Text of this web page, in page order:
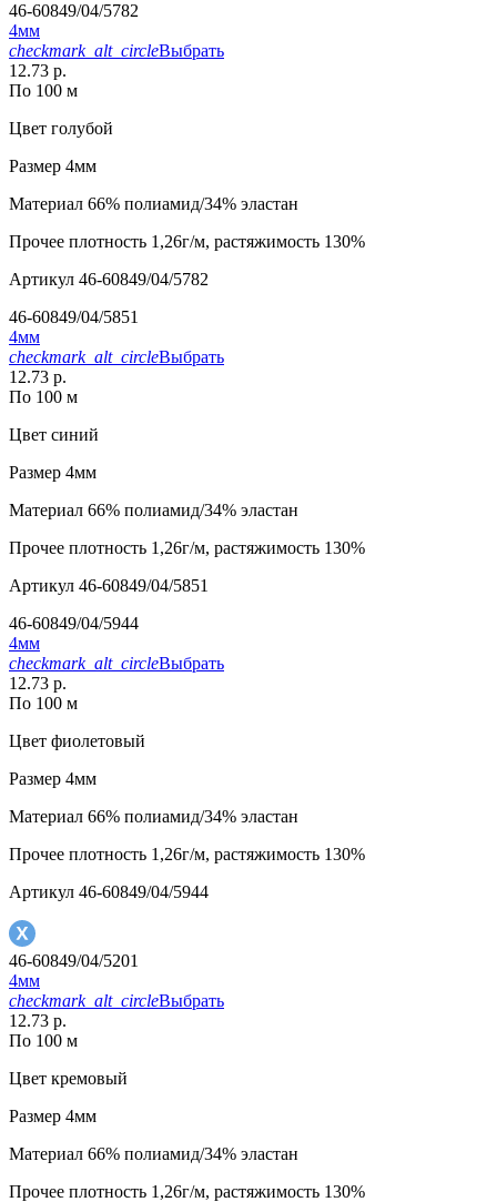
46-60849/04/5782
4мм
checkmark_alt_circleВыбрать
12.73 р.
По 100 м
Цвет голубой
Размер 4мм
Материал 66% полиамид/34% эластан
Прочее плотность 1,26г/м, растяжимость 130%
Артикул 46-60849/04/5782
46-60849/04/5851
4мм
checkmark_alt_circleВыбрать
12.73 р.
По 100 м
Цвет синий
Размер 4мм
Материал 66% полиамид/34% эластан
Прочее плотность 1,26г/м, растяжимость 130%
Артикул 46-60849/04/5851
46-60849/04/5944
4мм
checkmark_alt_circleВыбрать
12.73 р.
По 100 м
Цвет фиолетовый
Размер 4мм
Материал 66% полиамид/34% эластан
Прочее плотность 1,26г/м, растяжимость 130%
Артикул 46-60849/04/5944
46-60849/04/5201
4мм
checkmark_alt_circleВыбрать
12.73 р.
По 100 м
Цвет кремовый
Размер 4мм
Материал 66% полиамид/34% эластан
Прочее плотность 1,26г/м, растяжимость 130%